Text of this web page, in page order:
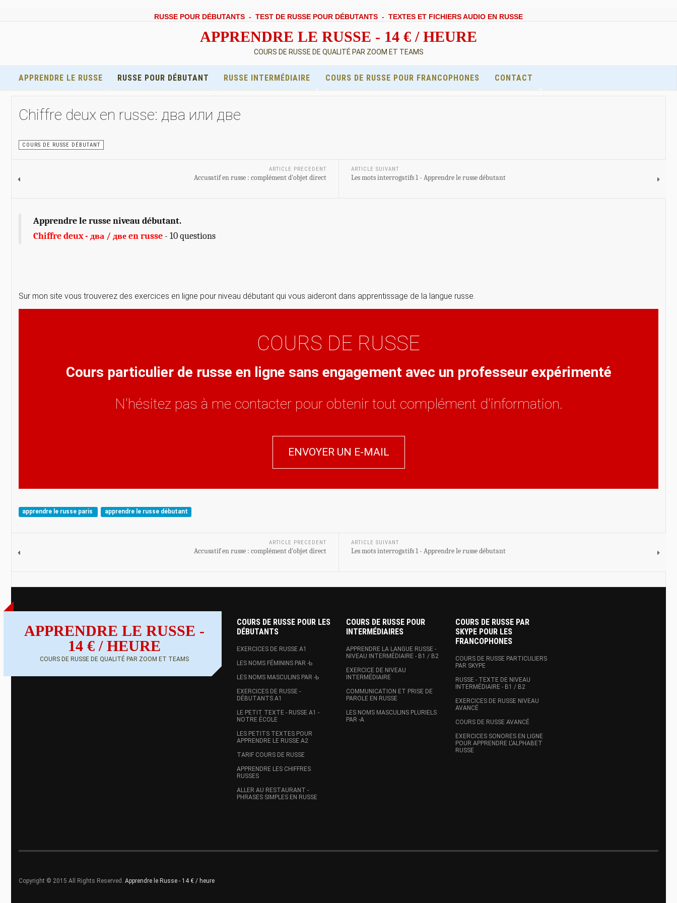
RUSSE POUR DÉBUTANTS - TEST DE RUSSE POUR DÉBUTANTS - TEXTES ET FICHIERS AUDIO EN RUSSE
APPRENDRE LE RUSSE - 14 € / HEURE
COURS DE RUSSE DE QUALITÉ PAR ZOOM ET TEAMS
APPRENDRE LE RUSSE RUSSE POUR DÉBUTANT RUSSE INTERMÉDIAIRE COURS DE RUSSE POUR FRANCOPHONES CONTACT
Chiffre deux en russe: два или две
COURS DE RUSSE DÉBUTANT
ARTICLE PRECEDENT
Accusatif en russe : complément d'objet direct
ARTICLE SUIVANT
Les mots interrogatifs 1 - Apprendre le russe débutant
Apprendre le russe niveau débutant.
Chiffre deux - два / две en russe - 10 questions
Sur mon site vous trouverez des exercices en ligne pour niveau débutant qui vous aideront dans apprentissage de la langue russe.
COURS DE RUSSE
Cours particulier de russe en ligne sans engagement avec un professeur expérimenté
N'hésitez pas à me contacter pour obtenir tout complément d'information.
ENVOYER UN E-MAIL
apprendre le russe paris apprendre le russe débutant
ARTICLE PRECEDENT
Accusatif en russe : complément d'objet direct
ARTICLE SUIVANT
Les mots interrogatifs 1 - Apprendre le russe débutant
APPRENDRE LE RUSSE -
14 € / HEURE
COURS DE RUSSE DE QUALITÉ PAR ZOOM ET TEAMS
COURS DE RUSSE POUR LES
DÉBUTANTS
EXERCICES DE RUSSE A1
LES NOMS FÉMININS PAR -Ь
LES NOMS MASCULINS PAR -Ь
EXERCICES DE RUSSE -
DÉBUTANTS A1
LE PETIT TEXTE - RUSSE A1 -
NOTRE ÉCOLE
LES PETITS TEXTES POUR
APPRENDRE LE RUSSE A2
TARIF COURS DE RUSSE
APPRENDRE LES CHIFFRES
RUSSES
ALLER AU RESTAURANT -
PHRASES SIMPLES EN RUSSE
COURS DE RUSSE POUR
INTERMÉDIAIRES
APPRENDRE LA LANGUE RUSSE -
NIVEAU INTERMÉDIAIRE - B1 / B2
EXERCICE DE NIVEAU
INTERMÉDIAIRE
COMMUNICATION ET PRISE DE
PAROLE EN RUSSE
LES NOMS MASCULINS PLURIELS
PAR -A
COURS DE RUSSE PAR
SKYPE POUR LES
FRANCOPHONES
COURS DE RUSSE PARTICULIERS
PAR SKYPE
RUSSE - TEXTE DE NIVEAU
INTERMÉDIAIRE - B1 / B2
EXERCICES DE RUSSE NIVEAU
AVANCÉ
COURS DE RUSSE AVANCÉ
EXERCICES SONORES EN LIGNE
POUR APPRENDRE L'ALPHABET
RUSSE
Copyright © 2015 All Rights Reserved. Apprendre le Russe - 14 € / heure